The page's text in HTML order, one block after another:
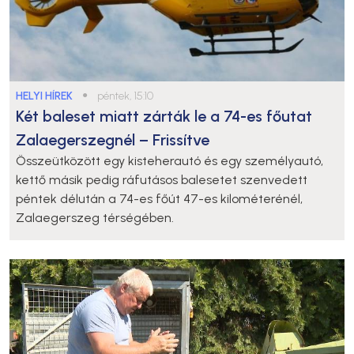
HELYI HÍREK ● péntek, 15:10
Két baleset miatt zárták le a 74-es főutat
Zalaegerszegnél – Frissítve
Összeütközött egy kisteherautó és egy személyautó,
kettő másik pedig ráfutásos balesetet szenvedett
péntek délután a 74-es főút 47-es kilométerénél,
Zalaegerszeg térségében.